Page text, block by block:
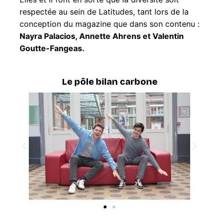
respectée au sein de Latitudes, tant lors de la
conception du magazine que dans son contenu :
Nayra Palacios, Annette Ahrens et Valentin
Goutte-Fangeas.
Le pôle bilan carbone